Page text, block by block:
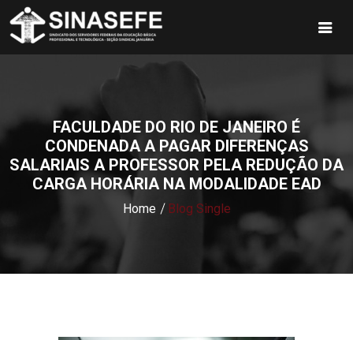
FACULDADE DO RIO DE JANEIRO É
CONDENADA A PAGAR DIFERENÇAS
SALARIAIS A PROFESSOR PELA REDUÇÃO DA
CARGA HORÁRIA NA MODALIDADE EAD
Home Blog Single